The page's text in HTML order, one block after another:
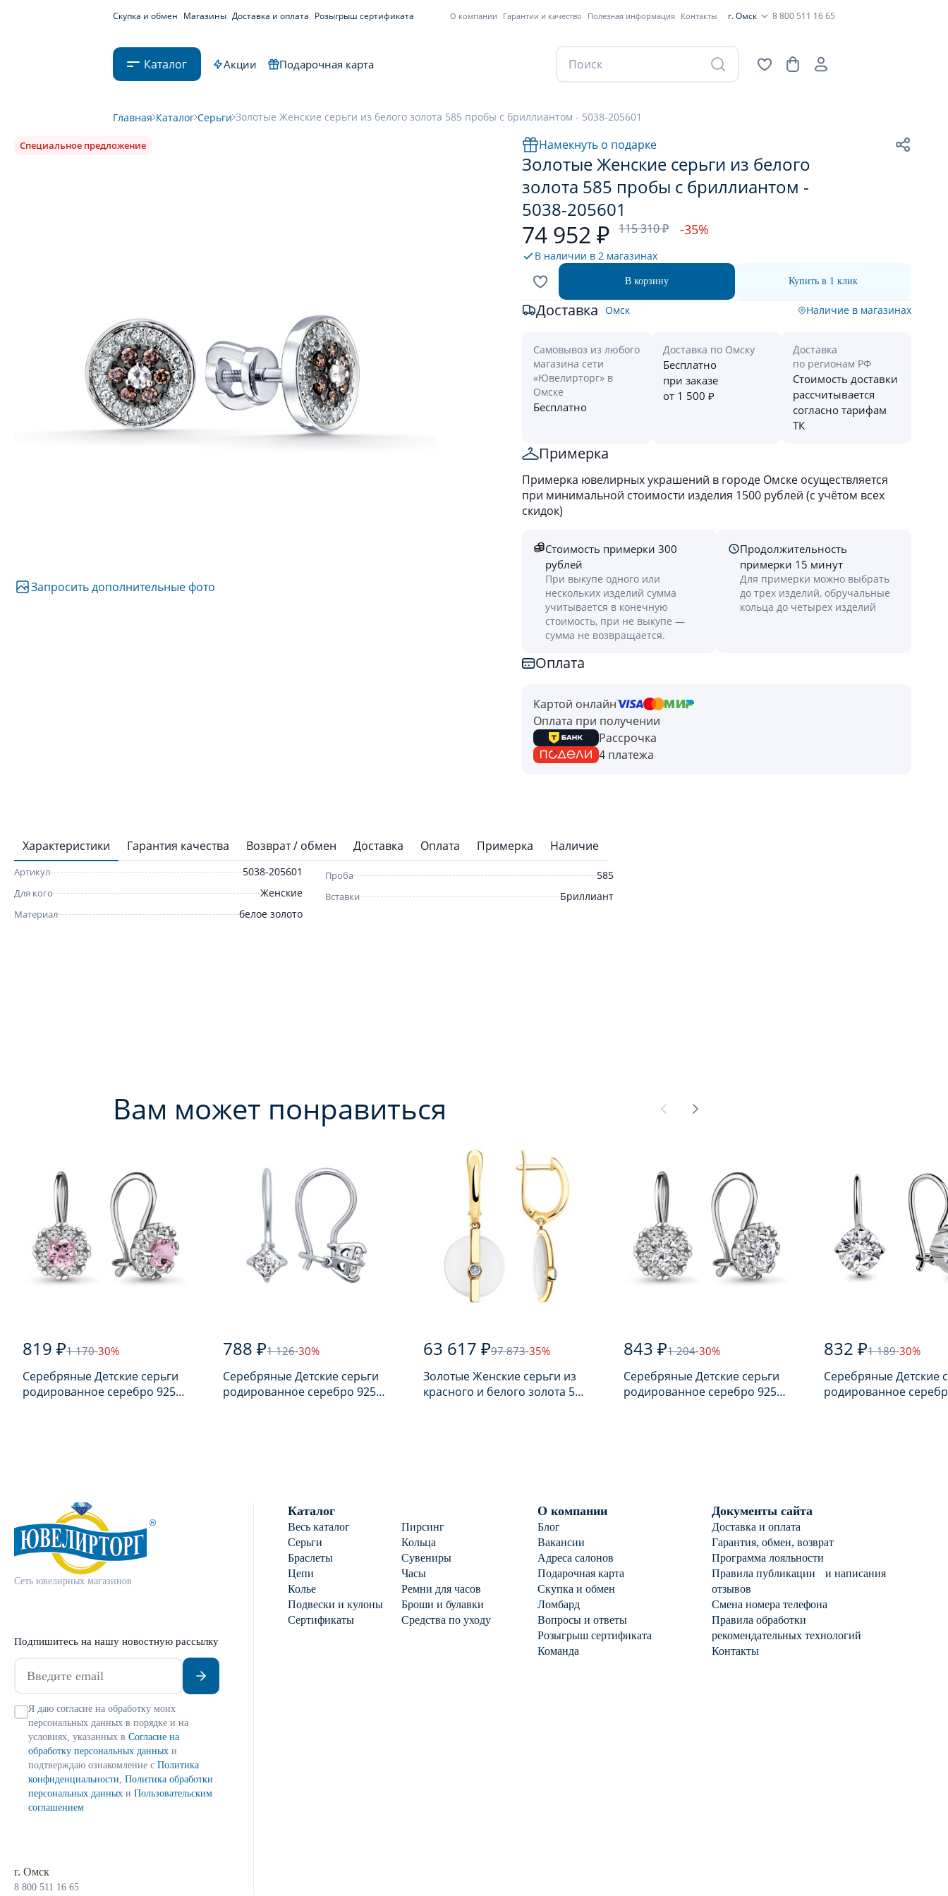
Скупка и обмен Магазины Доставка и оплата Розыгрыш сертификата О компании Гарантии и качество Полезная информация Контакты г. Омск 8 800 511 16 65
Каталог Акции Подарочная карта
Главная Каталог Серьги Золотые Женские серьги из белого золота 585 пробы с бриллиантом - 5038-205601
Специальное предложение
Запросить дополнительные фото
Намекнуть о подарке
Золотые Женские серьги из белого
золота 585 пробы с бриллиантом -
5038-205601
74 952 ₽ 115 310 ₽ -35%
В наличии в 2 магазинах
В корзину Купить в 1 клик
Доставка Омск Наличие в магазинах
Самовывоз из любого
магазина сети
«Ювелирторг» в
Омске
Бесплатно
Доставка по Омску
Бесплатно
при заказе
от 1 500 ₽
Доставка
по регионам РФ
Стоимость доставки
рассчитывается
согласно тарифам
ТК
Примерка
Примерка ювелирных украшений в городе Омске осуществляется
при минимальной стоимости изделия 1500 рублей (с учётом всех
скидок)
Стоимость примерки 300
рублей
При выкупе одного или
нескольких изделий сумма
учитывается в конечную
стоимость, при не выкупе —
сумма не возвращается.
Продолжительность
примерки 15 минут
Для примерки можно выбрать
до трех изделий, обручальные
кольца до четырех изделий
Оплата
Картой онлайн
Оплата при получении
Рассрочка
4 платежа
Характеристики Гарантия качества Возврат / обмен Доставка Оплата Примерка Наличие
Артикул 5038-205601
Для кого Женские
Материал белое золото
Проба 585
Вставки Бриллиант
Вам может понравиться
819 ₽1 170-30%
Серебряные Детские серьги
родированное серебро 925
788 ₽1 126-30%
Серебряные Детские серьги
родированное серебро 925
63 617 ₽97 873-35%
Золотые Женские серьги из
красного и белого золота 585
843 ₽1 204-30%
Серебряные Детские серьги
родированное серебро 925
832 ₽1 189-30%
Серебряные Детские
родированное
Сеть ювелирных магазинов
Подпишитесь на нашу новостную рассылку
Я даю согласие на обработку моих
персональных данных в порядке и на
условиях, указанных в Согласие на
обработку персональных данных и
подтверждаю ознакомление с Политика
конфиденциальности, Политика обработки
персональных данных и Пользовательским
соглашением
г. Омск
8 800 511 16 65
Каталог
Весь каталог
Пирсинг
Серьги
Кольца
Браслеты
Сувениры
Цепи
Часы
Колье
Ремни для часов
Подвески и кулоны
Броши и булавки
Сертификаты
Средства по уходу
О компании
Блог
Вакансии
Адреса салонов
Подарочная карта
Скупка и обмен
Ломбард
Вопросы и ответы
Розыгрыш сертификата
Команда
Документы сайта
Доставка и оплата
Гарантия, обмен, возврат
Программа лояльности
Правила публикации и написания
отзывов
Смена номера телефона
Правила обработки
рекомендательных технологий
Контакты